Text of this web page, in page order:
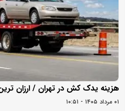
هزینه یدک کش در تهران / ارزان ترین
۰۱ مرداد ۱۴۰۵ - ۱۰:۵۱